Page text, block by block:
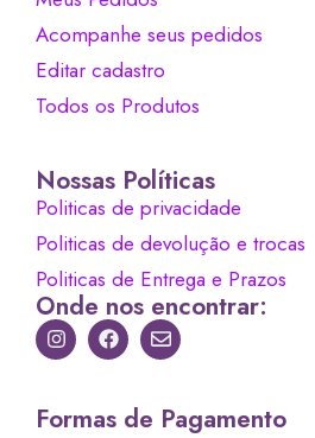
Acompanhe seus pedidos
Editar cadastro
Todos os Produtos
Nossas Políticas
Politicas de privacidade
Politicas de devolução e trocas
Politicas de Entrega e Prazos
Onde nos encontrar:
Formas de Pagamento